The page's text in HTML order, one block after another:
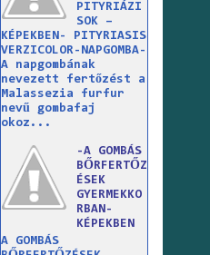
PITYRIÁZI
SOK –
KÉPEKBEN- PITYRIASIS
VERZICOLOR-NAPGOMBA-
A napgombának
nevezett fertőzést a
Malassezia furfur
nevű gombafaj
okoz...
-A GOMBÁS
BŐRFERTŐZ
ÉSEK
GYERMEKKO
RBAN-
KÉPEKBEN
A GOMBÁS